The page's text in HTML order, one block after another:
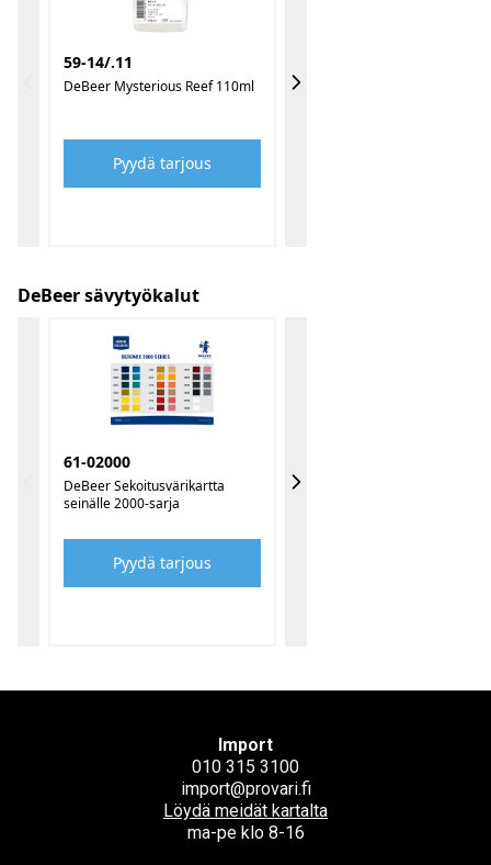
59-14/.11
DeBeer Mysterious Reef 110ml
Pyydä tarjous
DeBeer sävytyökalut
61-02000
DeBeer Sekoitusvärikartta
seinälle 2000-sarja
Pyydä tarjous
Import
010 315 3100
import@provari.fi
Löydä meidät kartalta
ma-pe klo 8-16